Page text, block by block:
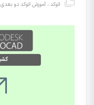
اتوکد، آموزش اتوکد دو بعدی